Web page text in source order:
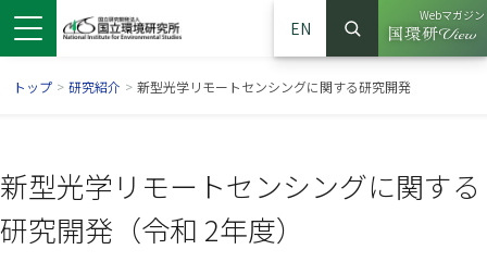
EN
サイト内検索
検索
Webマガジン
（別ウイ
トップ > 研究紹介 > 新型光学リモートセンシングに関する研究開発
新型光学リモートセンシングに関する
研究開発（令和 2年度）